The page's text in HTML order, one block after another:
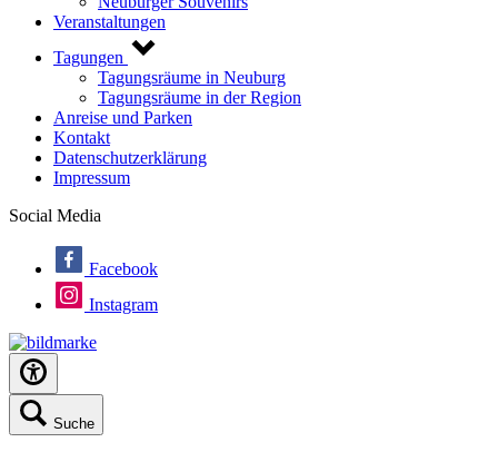
Veranstaltungen
Tagungen
Tagungsräume in Neuburg
Tagungsräume in der Region
Anreise und Parken
Kontakt
Datenschutzerklärung
Impressum
Social Media
Facebook
Instagram
Suche